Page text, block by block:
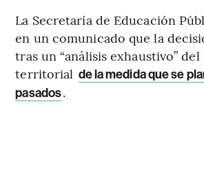
La Secretaría de Educación
en un comunicado que la
tras un “análisis exhaustivo”
territorial de la medida que se
pasados.